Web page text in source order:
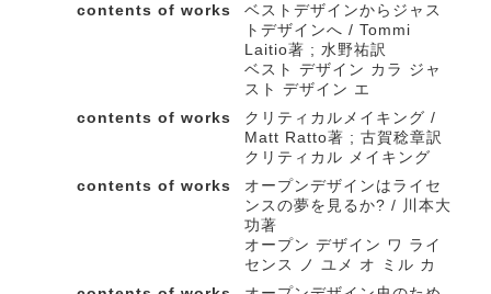
contents of works
ベストデザインからジャス
トデザインへ / Tommi
Laitio著 ; 水野祐訳
ベスト デザイン カラ ジャ
スト デザイン エ
contents of works
クリティカルメイキング /
Matt Ratto著 ; 古賀稔章訳
クリティカル メイキング
contents of works
オープンデザインはライセ
ンスの夢を見るか? / 川本大
功著
オープン デザイン ワ ライ
センス ノ ユメ オ ミル カ